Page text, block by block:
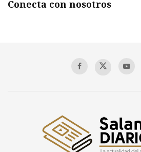
Conecta con nosotros